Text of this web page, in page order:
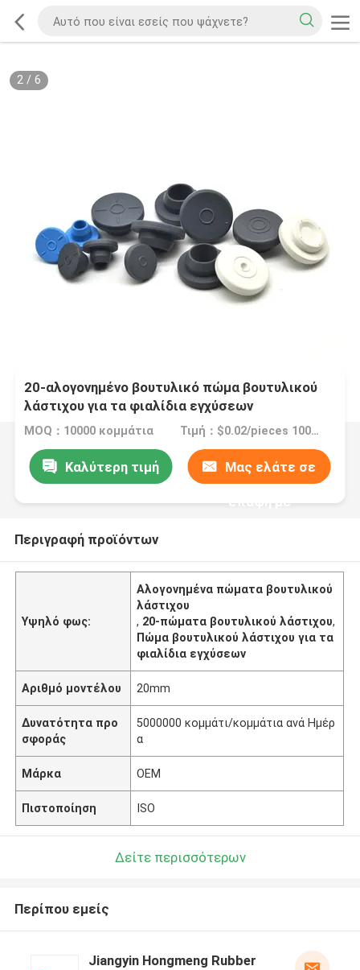
2/ 6
20-αλογονημένο βουτυλικό πώμα βουτυλικού
λάστιχου για τα φιαλίδια εγχύσεων
MOQ：10000 κομμάτια Τιμή：$0.02/pieces 10000-99999 pieces
Καλύτερη τιμή Μας ελάτε σε
επαφή με
Περιγραφή προϊόντων
Υψηλό φως:
Αλογονημένα πώματα βουτυλικού
λάστιχου
, 20-πώματα βουτυλικού λάστιχου,
Πώμα βουτυλικού λάστιχου για τα
φιαλίδια εγχύσεων
Αριθμό μοντέλου 20mm
Δυνατότητα προ
σφοράς
5000000 κομμάτι/κομμάτια ανά Ημέρ
α
Μάρκα OEM
Πιστοποίηση ISO
Δείτε περισσότερων
Περίπου εμείς
Jiangyin Hongmeng Rubber